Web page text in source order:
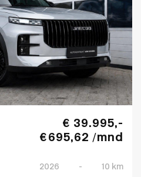
€ 39.995,-
€ 695,62 /mnd
2026 - 10 km